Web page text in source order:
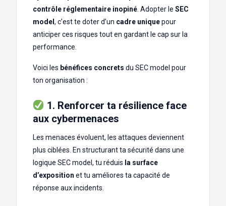
contrôle réglementaire inopiné . Adopter le SEC
model , c’est te doter d’un cadre uniquepour
anticiper ces risques tout en gardant le cap sur la
performance.
Voici les bénéfices concrets du SEC model pour
ton organisation :
1. Renforcer ta résilience face
aux cybermenaces
Les menaces évoluent, les attaques deviennent
plus ciblées. En structurant ta sécurité dans une
logique SEC model, tu réduis la surface
d’exposition et tu améliores ta capacité de
réponse aux incidents.